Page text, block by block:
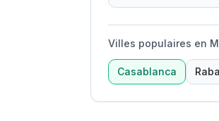
Villes populaires en
Casablanca